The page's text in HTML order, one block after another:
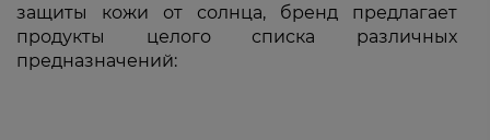
защиты кожи от солнца, бренд предлагает
продукты целого списка различных
предназначений: